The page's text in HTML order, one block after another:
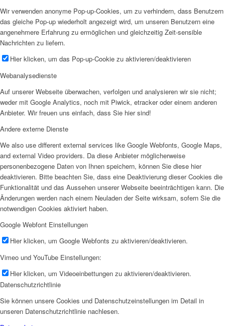
Wir verwenden anonyme Pop-up-Cookies, um zu verhindern, dass Benutzern
das gleiche Pop-up wiederholt angezeigt wird, um unseren Benutzern eine
angenehmere Erfahrung zu ermöglichen und gleichzeitig Zeit-sensible
Nachrichten zu liefern.
Hier klicken, um das Pop-up-Cookie zu aktivieren/deaktivieren
Webanalysedienste
Auf unserer Webseite überwachen, verfolgen und analysieren wir sie nicht;
weder mit Google Analytics, noch mit Piwick, etracker oder einem anderen
Anbieter. Wir freuen uns einfach, dass Sie hier sind!
Andere externe Dienste
We also use different external services like Google Webfonts, Google Maps,
and external Video providers. Da diese Anbieter möglicherweise
personenbezogene Daten von Ihnen speichern, können Sie diese hier
deaktivieren. Bitte beachten Sie, dass eine Deaktivierung dieser Cookies die
Funktionalität und das Aussehen unserer Webseite beeinträchtigen kann. Die
Änderungen werden nach einem Neuladen der Seite wirksam, sofern Sie die
notwendigen Cookies aktiviert haben.
Google Webfont Einstellungen
Hier klicken, um Google Webfonts zu aktivieren/deaktivieren.
Vimeo und YouTube Einstellungen:
Hier klicken, um Videoeinbettungen zu aktivieren/deaktivieren.
Datenschutzrichtlinie
Sie können unsere Cookies und Datenschutzeinstellungen im Detail in
unseren Datenschutzrichtlinie nachlesen.